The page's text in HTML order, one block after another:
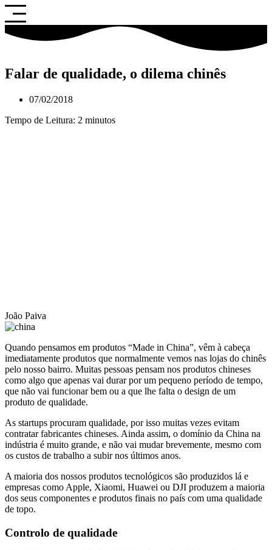
Saltar
para
o
conteúdo
Falar de qualidade, o dilema chinês
07/02/2018
Tempo de Leitura: 2 minutos
João Paiva
Quando pensamos em produtos “Made in China”, vêm à cabeça
imediatamente produtos que normalmente vemos nas lojas do chinês
pelo nosso bairro. Muitas pessoas pensam nos produtos chineses
como algo que apenas vai durar por um pequeno período de tempo,
que não vai funcionar bem ou a que lhe falta o design de um
produto de qualidade.
As startups procuram qualidade, por isso muitas vezes evitam
contratar fabricantes chineses. Ainda assim, o domínio da China na
indústria é muito grande, e não vai mudar brevemente, mesmo com
os custos de trabalho a subir nos últimos anos.
A maioria dos nossos produtos tecnológicos são produzidos lá e
empresas como Apple, Xiaomi, Huawei ou DJI produzem a maioria
dos seus componentes e produtos finais no país com uma qualidade
de topo.
Controlo de qualidade